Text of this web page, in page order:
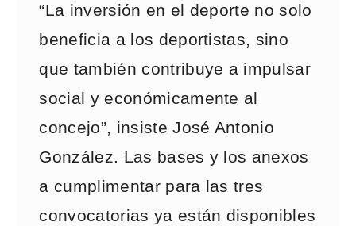
“La inversión en el deporte no solo
beneficia a los deportistas, sino
que también contribuye a impulsar
social y económicamente al
concejo”, insiste José Antonio
González. Las bases y los anexos
a cumplimentar para las tres
convocatorias ya están disponibles